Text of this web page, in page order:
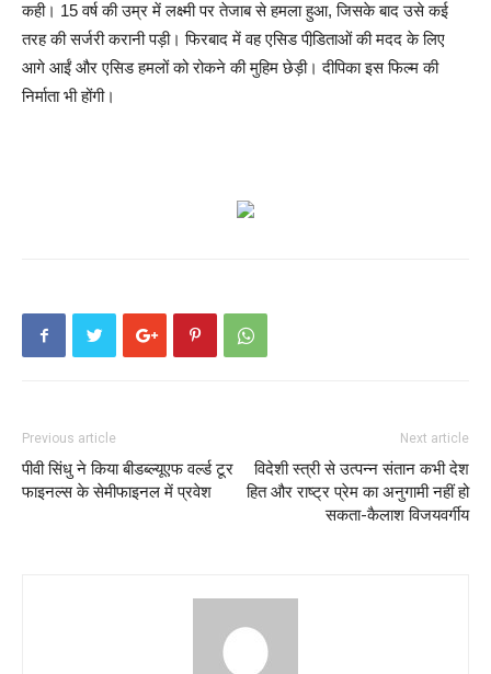
कही। 15 वर्ष की उम्र में लक्ष्मी पर तेजाब से हमला हुआ, जिसके बाद उसे कई
तरह की सर्जरी करानी पड़ी। फिरबाद में वह एसिड पीडि़ताओं की मदद के लिए
आगे आईं और एसिड हमलों को रोकने की मुहिम छेड़ी। दीपिका इस फिल्म की
निर्माता भी होंगी।
Previous article
पीवी सिंधु ने किया बीडब्ल्यूएफ वर्ल्ड टूर
फाइनल्स के सेमीफाइनल में प्रवेश
Next article
विदेशी स्त्री से उत्पन्न संतान कभी देश
हित और राष्ट्र प्रेम का अनुगामी नहीं हो
सकता-कैलाश विजयवर्गीय